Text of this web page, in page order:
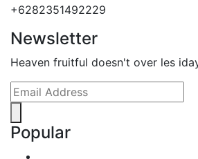
+6282351492229
Newsletter
Heaven fruitful doesn't over les
Popular